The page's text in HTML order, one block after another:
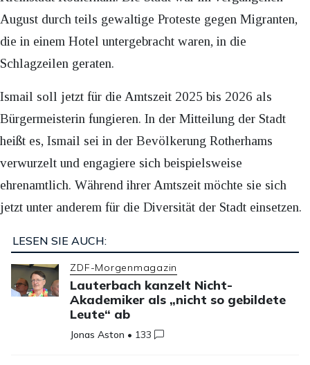
August durch teils gewaltige Proteste gegen Migranten,
die in einem Hotel untergebracht waren, in die
Schlagzeilen geraten.
Ismail soll jetzt für die Amtszeit 2025 bis 2026 als
Bürgermeisterin fungieren. In der Mitteilung der Stadt
heißt es, Ismail sei in der Bevölkerung Rotherhams
verwurzelt und engagiere sich beispielsweise
ehrenamtlich. Während ihrer Amtszeit möchte sie sich
jetzt unter anderem für die Diversität der Stadt einsetzen.
LESEN SIE AUCH:
ZDF-Morgenmagazin
Lauterbach kanzelt Nicht-
Akademiker als „nicht so gebildete
Leute“ ab
Jonas Aston • 133